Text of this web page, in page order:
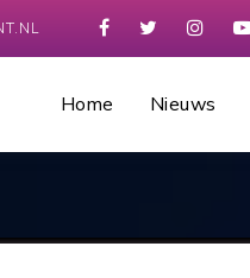
Home Nieuws